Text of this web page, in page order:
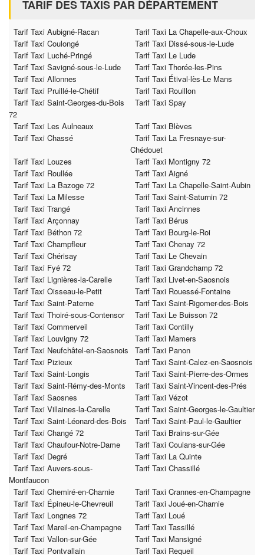
TARIF DES TAXIS PAR DÉPARTEMENT
Tarif Taxi Aubigné-Racan
Tarif Taxi La Chapelle-aux-Choux
Tarif Taxi Coulongé
Tarif Taxi Dissé-sous-le-Lude
Tarif Taxi Luché-Pringé
Tarif Taxi Le Lude
Tarif Taxi Savigné-sous-le-Lude
Tarif Taxi Thorée-les-Pins
Tarif Taxi Allonnes
Tarif Taxi Étival-lès-Le Mans
Tarif Taxi Pruillé-le-Chétif
Tarif Taxi Rouillon
Tarif Taxi Saint-Georges-du-Bois
72
Tarif Taxi Spay
Tarif Taxi Les Aulneaux
Tarif Taxi Blèves
Tarif Taxi Chassé
Tarif Taxi La Fresnaye-sur-
Chédouet
Tarif Taxi Louzes
Tarif Taxi Montigny 72
Tarif Taxi Roullée
Tarif Taxi Aigné
Tarif Taxi La Bazoge 72
Tarif Taxi La Chapelle-Saint-Aubin
Tarif Taxi La Milesse
Tarif Taxi Saint-Saturnin 72
Tarif Taxi Trangé
Tarif Taxi Ancinnes
Tarif Taxi Arçonnay
Tarif Taxi Bérus
Tarif Taxi Béthon 72
Tarif Taxi Bourg-le-Roi
Tarif Taxi Champfleur
Tarif Taxi Chenay 72
Tarif Taxi Chérisay
Tarif Taxi Le Chevain
Tarif Taxi Fyé 72
Tarif Taxi Grandchamp 72
Tarif Taxi Lignières-la-Carelle
Tarif Taxi Livet-en-Saosnois
Tarif Taxi Oisseau-le-Petit
Tarif Taxi Rouessé-Fontaine
Tarif Taxi Saint-Paterne
Tarif Taxi Saint-Rigomer-des-Bois
Tarif Taxi Thoiré-sous-Contensor
Tarif Taxi Le Buisson 72
Tarif Taxi Commerveil
Tarif Taxi Contilly
Tarif Taxi Louvigny 72
Tarif Taxi Mamers
Tarif Taxi Neufchâtel-en-Saosnois
Tarif Taxi Panon
Tarif Taxi Pizieux
Tarif Taxi Saint-Calez-en-Saosnois
Tarif Taxi Saint-Longis
Tarif Taxi Saint-Pierre-des-Ormes
Tarif Taxi Saint-Rémy-des-Monts
Tarif Taxi Saint-Vincent-des-Prés
Tarif Taxi Saosnes
Tarif Taxi Vézot
Tarif Taxi Villaines-la-Carelle
Tarif Taxi Saint-Georges-le-Gaultier
Tarif Taxi Saint-Léonard-des-Bois
Tarif Taxi Saint-Paul-le-Gaultier
Tarif Taxi Changé 72
Tarif Taxi Brains-sur-Gée
Tarif Taxi Chaufour-Notre-Dame
Tarif Taxi Coulans-sur-Gée
Tarif Taxi Degré
Tarif Taxi La Quinte
Tarif Taxi Auvers-sous-
Montfaucon
Tarif Taxi Chassillé
Tarif Taxi Chemiré-en-Charnie
Tarif Taxi Crannes-en-Champagne
Tarif Taxi Épineu-le-Chevreuil
Tarif Taxi Joué-en-Charnie
Tarif Taxi Longnes 72
Tarif Taxi Loué
Tarif Taxi Mareil-en-Champagne
Tarif Taxi Tassillé
Tarif Taxi Vallon-sur-Gée
Tarif Taxi Mansigné
Tarif Taxi Pontvallain
Tarif Taxi Requeil